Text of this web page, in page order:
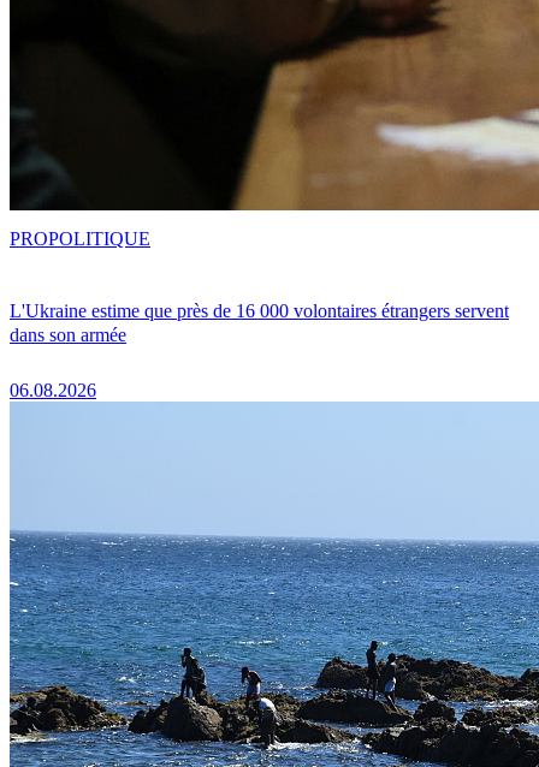
L'Ukraine estime que près de 16 000 volontaires étrangers servent
dans son armée
06.08.2026
PROPOLITIQUE